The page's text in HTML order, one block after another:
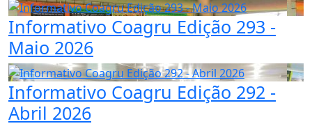
Informativo Coagru Edição 293 -
Maio 2026
Informativo Coagru Edição 292 -
Abril 2026